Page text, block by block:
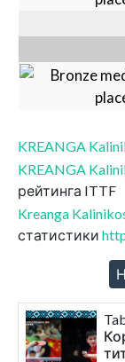
KREANGA
KREANGA
рейтинга ITTF
Kreanga
статистики